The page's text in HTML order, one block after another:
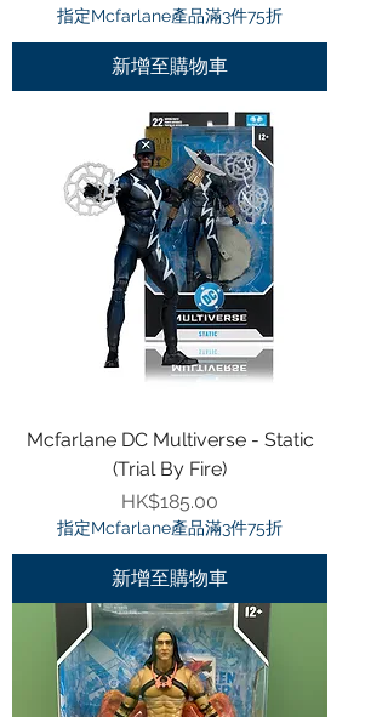
指定Mcfarlane產品滿3件75折
新增至購物車
Mcfarlane DC Multiverse - Static
(Trial By Fire)
價格
HK$185.00
指定Mcfarlane產品滿3件75折
新增至購物車